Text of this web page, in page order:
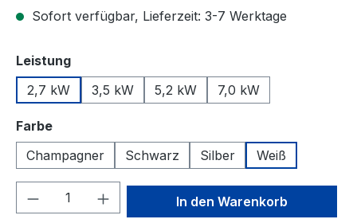
Sofort verfügbar, Lieferzeit: 3-7 Werktage
Leistungauswählen
2,7 kW
3,5 kW 5,2 kW 7,0 kW
Farbeauswählen
Champagner
Schwarz Silber Weiß
Produkt Anzahl: Gib denIn den Warenkorb